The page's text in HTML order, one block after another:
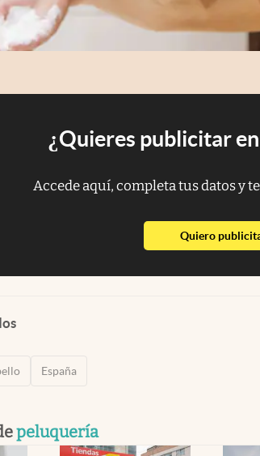
¿Quieres publicitar
Accede aquí, completa tus datos y
Quiero
España
peluquería